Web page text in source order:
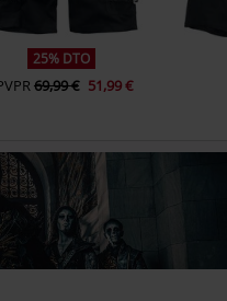
25% DTO
69,99 € 51,99 €